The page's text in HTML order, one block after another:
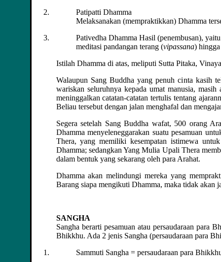
Patipatti Dhamma
Melaksanakan (mempraktikkan) Dhamma
Pativedha Dhamma Hasil (penembusan),
meditasi pandangan terang (vipassana)
Istilah Dhamma di atas, meliputi Sutta Pitaka,
Walaupun Sang Buddha yang penuh cinta kasih
wariskan seluruhnya kepada umat manusia,
meninggalkan catatan-catatan tertulis tentang
Beliau tersebut dengan jalan menghafal dan
Segera setelah Sang Buddha wafat, 500 orang
Dhamma menyeleneggarakan suatu pesamuan
Thera, yang memiliki kesempatan istimewa
Dhamma; sedangkan Yang Mulia Upali Thera
dalam bentuk yang sekarang oleh para Arahat.
Dhamma akan melindungi mereka yang
Barang siapa mengikuti Dhamma, maka tidak akan
SANGHA
Sangha berarti pesamuan atau persaudaraan para
Bhikkhu. Ada 2 jenis Sangha (persaudaraan para
Sammuti Sangha = persaudaraan para